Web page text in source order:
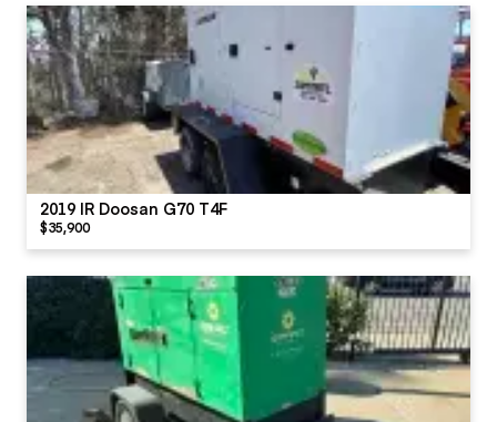
2019 IR Doosan G70 T4F
$35,900